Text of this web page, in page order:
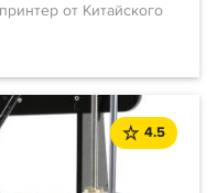
от Китайского
4.5